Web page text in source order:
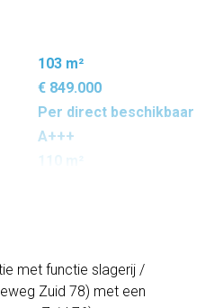
103 m²
€ 849.000
Per direct beschikbaar
A+++
110 m²
met functie slagerij /
Zuid 78) met een